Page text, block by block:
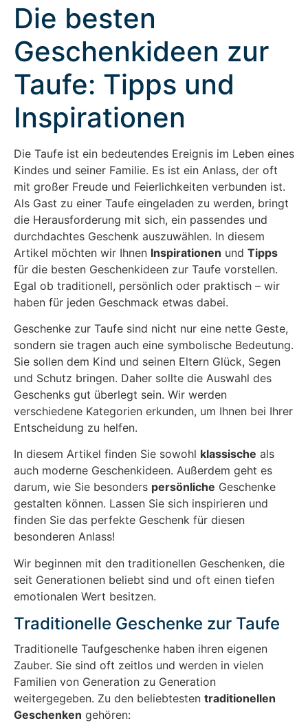
Die besten
Geschenkideen zur
Taufe: Tipps und
Inspirationen
Die Taufe ist ein bedeutendes Ereignis im Leben eines
Kindes und seiner Familie. Es ist ein Anlass, der oft
mit großer Freude und Feierlichkeiten verbunden ist.
Als Gast zu einer Taufe eingeladen zu werden, bringt
die Herausforderung mit sich, ein passendes und
durchdachtes Geschenk auszuwählen. In diesem
Artikel möchten wir Ihnen Inspirationen und Tipps
für die besten Geschenkideen zur Taufe vorstellen.
Egal ob traditionell, persönlich oder praktisch – wir
haben für jeden Geschmack etwas dabei.
Geschenke zur Taufe sind nicht nur eine nette Geste,
sondern sie tragen auch eine symbolische Bedeutung.
Sie sollen dem Kind und seinen Eltern Glück, Segen
und Schutz bringen. Daher sollte die Auswahl des
Geschenks gut überlegt sein. Wir werden
verschiedene Kategorien erkunden, um Ihnen bei Ihrer
Entscheidung zu helfen.
In diesem Artikel finden Sie sowohl klassische als
auch moderne Geschenkideen. Außerdem geht es
darum, wie Sie besonders persönliche Geschenke
gestalten können. Lassen Sie sich inspirieren und
finden Sie das perfekte Geschenk für diesen
besonderen Anlass!
Wir beginnen mit den traditionellen Geschenken, die
seit Generationen beliebt sind und oft einen tiefen
emotionalen Wert besitzen.
Traditionelle Geschenke zur Taufe
Traditionelle Taufgeschenke haben ihren eigenen
Zauber. Sie sind oft zeitlos und werden in vielen
Familien von Generation zu Generation
weitergegeben. Zu den beliebtesten traditionellen
Geschenken gehören: